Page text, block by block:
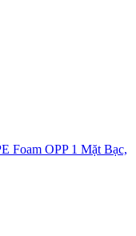
Foam OPP 1 Mặt Bạc,